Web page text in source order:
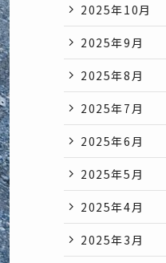
2025年10月
2025年9月
2025年8月
2025年7月
2025年6月
2025年5月
2025年4月
2025年3月